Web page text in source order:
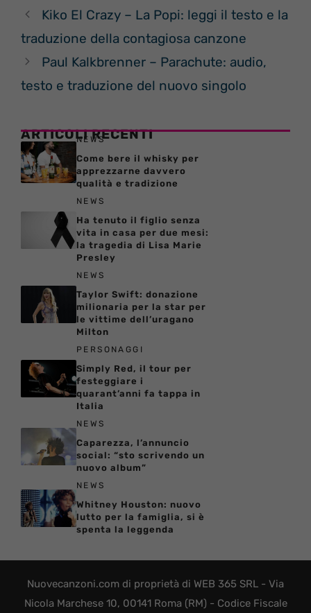
Kiko El Crazy – La Popi: leggi il testo e la
traduzione della contagiosa canzone
Paul Kalkbrenner – Parachute: audio,
testo e traduzione del nuovo singolo
ARTICOLI RECENTI
NEWS
Come bere il whisky per
apprezzarne davvero
qualità e tradizione
NEWS
Ha tenuto il figlio senza
vita in casa per due mesi:
la tragedia di Lisa Marie
Presley
NEWS
Taylor Swift: donazione
milionaria per la star per
le vittime dell’uragano
Milton
PERSONAGGI
Simply Red, il tour per
festeggiare i
quarant’anni fa tappa in
Italia
NEWS
Caparezza, l’annuncio
social: “sto scrivendo un
nuovo album”
NEWS
Whitney Houston: nuovo
lutto per la famiglia, si è
spenta la leggenda
Nuovecanzoni.com di proprietà di WEB 365 SRL - Via
Nicola Marchese 10, 00141 Roma (RM) - Codice Fiscale